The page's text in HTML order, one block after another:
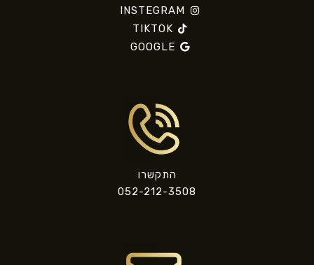
INSTEGRAM
TIKTOK
GOOGLE
התקשרו
052-212-3508